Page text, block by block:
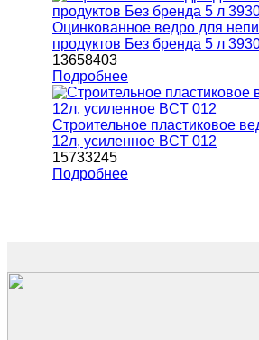
Оцинкованное ведро для
продуктов Без бренда 5 л
13658403
Подробнее
Строительное пластиковое
12л, усиленное BCT 012
15733245
Подробнее